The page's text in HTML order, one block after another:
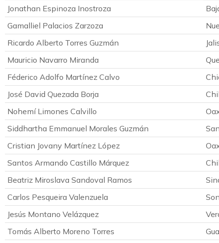
Jonathan Espinoza Inostroza
Gamalliel Palacios Zarzoza
Ricardo Alberto Torres Guzmán
Mauricio Navarro Miranda
Féderico Adolfo Martínez Calvo
José David Quezada Borja
Nohemí Limones Calvillo
Siddhartha Emmanuel Morales Guzmán
Cristian Jovany Martínez López
Santos Armando Castillo Márquez
Beatriz Miroslava Sandoval Ramos
Carlos Pesqueira Valenzuela
Jesús Montano Velázquez
Tomás Alberto Moreno Torres